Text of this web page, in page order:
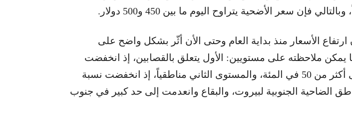
الأسعار منذ بداية العام وحتى الأن أثّر بشكل واضح على
يمكن ملاحظته على مستويين: الأول يتعلق بالقصابين، إذ انخفضت
نسبة الشراء إلى أكثر من 50 في المئة، والمستوى الثاني مناطقياً، إذ انخفضت نسبة
الضاحية الجنوبية لبيروت، والبقاع وانعدمت إلى حد كبير في جنوب